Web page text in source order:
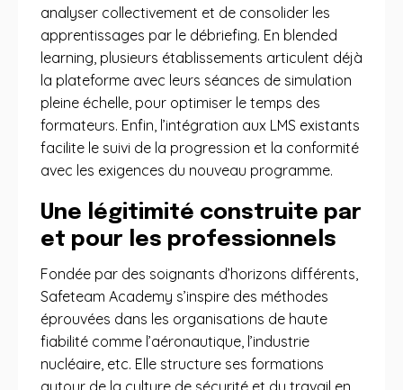
analyser collectivement et de consolider les
apprentissages par le débriefing. En blended
learning, plusieurs établissements articulent déjà
la plateforme avec leurs séances de simulation
pleine échelle, pour optimiser le temps des
formateurs. Enfin, l’intégration aux LMS existants
facilite le suivi de la progression et la conformité
avec les exigences du nouveau programme.
Une légitimité construite par
et pour les professionnels
Fondée par des soignants d’horizons différents,
Safeteam Academy s’inspire des méthodes
éprouvées dans les organisations de haute
fiabilité comme l’aéronautique, l’industrie
nucléaire, etc. Elle structure ses formations
autour de la culture de sécurité et du travail en